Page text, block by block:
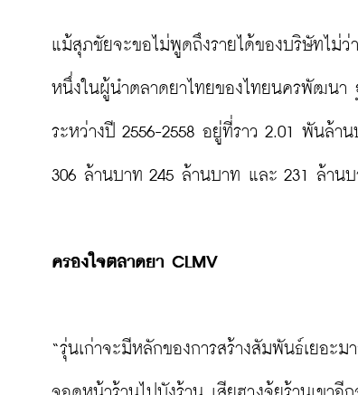
แม้สุภชัยจะขอไม่พูดถึงรายได้ของบริษัทไม่ว่
หนึ่งในผู้นำตลาดยาไทยของไทยนครพัฒนา
ระหว่างปี 2556-2558 อยู่ที่ราว 2.01 พันล้
306 ล้านบาท 245 ล้านบาท และ 231 ล้าน
ครองใจตลาดยา CLMV
“รุ่นเก่าจะมีหลักของการสร้างสัมพันธ์เยอ